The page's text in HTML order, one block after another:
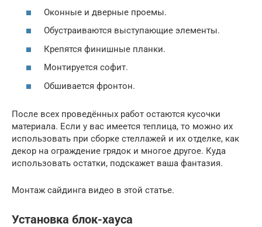
Оконные и дверные проемы.
Обустраиваются выступающие элементы.
Крепятся финишные планки.
Монтируется софит.
Обшивается фронтон.
После всех проведённых работ остаются кусочки
материала. Если у вас имеется теплица, то можно их
использовать при сборке стеллажей и их отделке, как
декор на ограждение грядок и многое другое. Куда
использовать остатки, подскажет ваша фантазия.
Монтаж сайдинга видео в этой статье.
Установка блок-хауса